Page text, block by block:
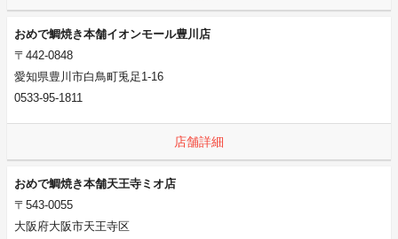
おめで鯛焼き本舗イオンモール豊川店
〒442-0848
愛知県豊川市白鳥町兎足1-16
0533-95-1811
店舗詳細
おめで鯛焼き本舗天王寺ミオ店
〒543-0055
大阪府大阪市天王寺区